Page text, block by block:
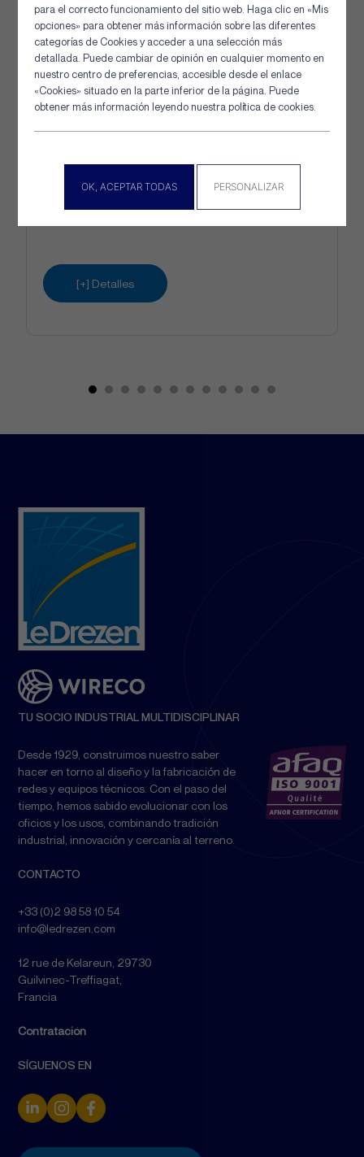
Panel de gestión de cookies
para el correcto funcionamiento del sitio web. Haga clic en «Mis
opciones» para obtener más información sobre las diferentes
categorías de Cookies y acceder a una selección más
detallada. Puede cambiar de opinión en cualquier momento en
nuestro centro de preferencias, accesible desde el enlace
«Cookies» situado en la parte inferior de la página. Puede
obtener más información leyendo nuestra política de cookies.
OK, ACEPTAR TODAS PERSONALIZAR
esférica
[+] Detalles
TU SOCIO INDUSTRIAL MULTIDISCIPLINAR
Desde 1929, construimos nuestro saber
hacer en torno al diseño y la fabricación de
redes y equipos técnicos. Con el paso del
tiempo, hemos sabido evolucionar con los
oficios y los usos, combinando tradición
industrial, innovación y cercanía al terreno.
CONTACTO
+33 (0)2 98 58 10 54
info@ledrezen.com
12 rue de Kelareun, 29730
Guilvinec-Treffiagat,
Francia
Contratación
SÍGUENOS EN